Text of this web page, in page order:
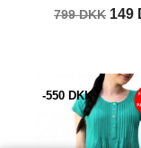
799 DKK 149
-550 DKK